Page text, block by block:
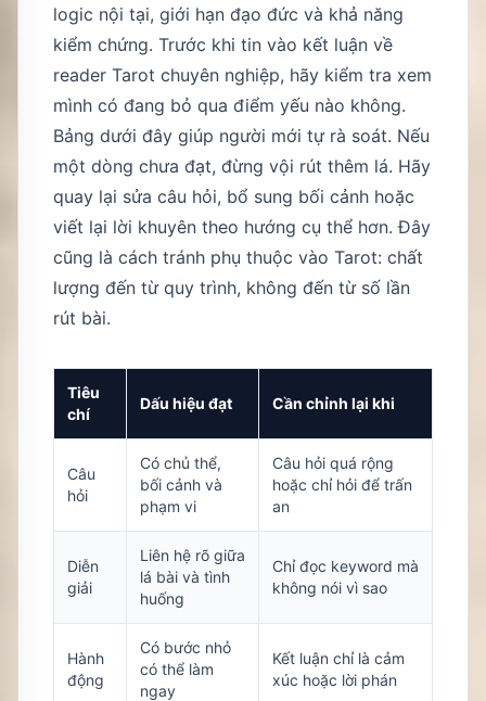
logic nội tại, giới hạn đạo đức và khả năng
kiểm chứng. Trước khi tin vào kết luận về
reader Tarot chuyên nghiệp, hãy kiểm tra xem
mình có đang bỏ qua điểm yếu nào không.
Bảng dưới đây giúp người mới tự rà soát. Nếu
một dòng chưa đạt, đừng vội rút thêm lá. Hãy
quay lại sửa câu hỏi, bổ sung bối cảnh hoặc
viết lại lời khuyên theo hướng cụ thể hơn. Đây
cũng là cách tránh phụ thuộc vào Tarot: chất
lượng đến từ quy trình, không đến từ số lần
rút bài.
Tiêu
chí
Dấu hiệu đạt Cần chỉnh lại khi
Câu
hỏi
Có chủ thể,
bối cảnh và
phạm vi
Câu hỏi quá rộng
hoặc chỉ hỏi để trấn
an
Diễn
giải
Liên hệ rõ giữa
lá bài và tình
huống
Chỉ đọc keyword mà
không nói vì sao
Hành
động
Có bước nhỏ
có thể làm
ngay
Kết luận chỉ là cảm
xúc hoặc lời phán